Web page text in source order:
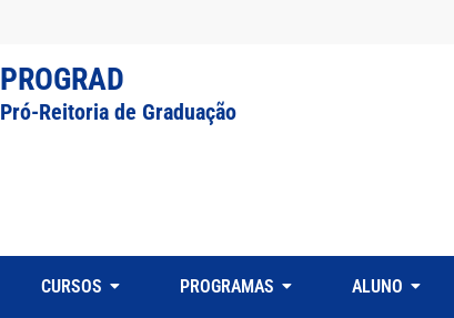
PROGRAD
Pró-Reitoria de Graduação
CURSOS PROGRAMAS ALUNO